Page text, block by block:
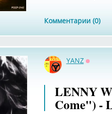
Комментарии (0)
YANZ
LENNY
Come") -